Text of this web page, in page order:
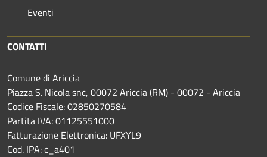
Eventi
CONTATTI
Comune di Ariccia
Piazza S. Nicola snc, 00072 Ariccia (RM) - 00072 - Ariccia
Codice Fiscale: 02850270584
Partita IVA: 01125551000
Fatturazione Elettronica: UFXYL9
Cod. IPA: c_a401